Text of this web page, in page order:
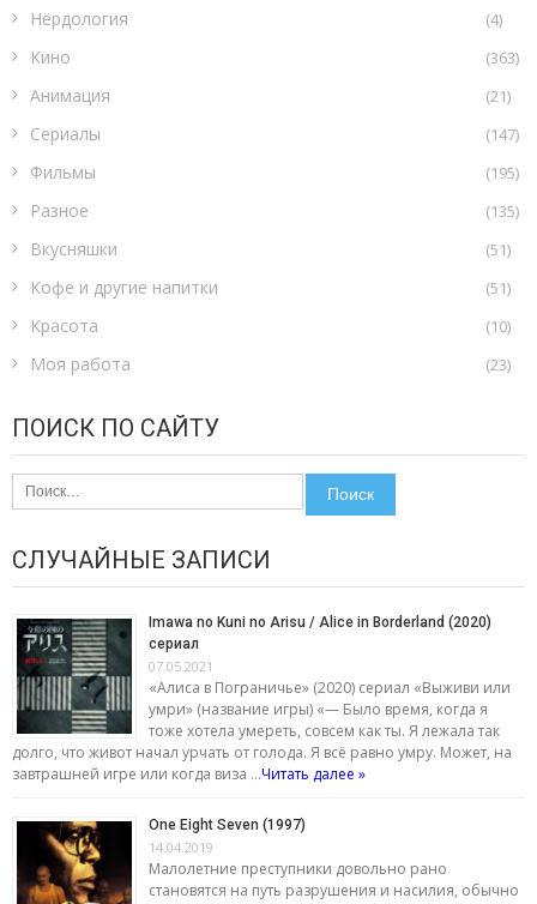
Нёрдология (4)
Кино (363)
Анимация (21)
Сериалы (147)
Фильмы (195)
Разное (135)
Вкусняшки (51)
Кофе и другие напитки (51)
Красота (10)
Моя работа (23)
ПОИСК ПО САЙТУ
Найти:
СЛУЧАЙНЫЕ ЗАПИСИ
Imawa no Kuni no Arisu / Alice in Borderland (2020)
сериал
07.05.2021
«Алиса в Пограничье» (2020) сериал «Выживи или
умри» (название игры) «— Было время, когда я
тоже хотела умереть, совсем как ты. Я лежала так
долго, что живот начал урчать от голода. Я всё равно умру. Может, на
завтрашней игре или когда виза …Читать далее »
One Eight Seven (1997)
14.04.2019
Малолетние преступники довольно рано
становятся на путь разрушения и насилия, обычно